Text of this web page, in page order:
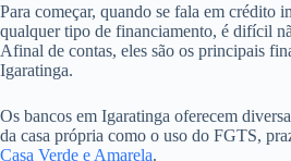
Para começar, quando se fala em crédito
qualquer tipo de financiamento, é difícil
Afinal de contas, eles são os principais
Igaratinga.
Os bancos em Igaratinga oferecem
da casa própria como o uso do FGTS,
Casa Verde e Amarela.